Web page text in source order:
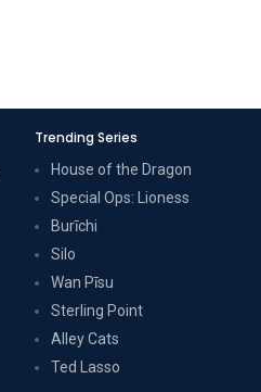
Trending Series
House of the Dragon
Special Ops: Lioness
Burīchi
Silo
Wan Pīsu
Sterling Point
Alley Cats
Ted Lasso